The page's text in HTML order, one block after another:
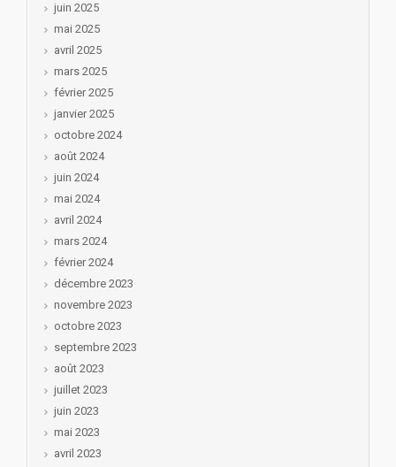
juin 2025
mai 2025
avril 2025
mars 2025
février 2025
janvier 2025
octobre 2024
août 2024
juin 2024
mai 2024
avril 2024
mars 2024
février 2024
décembre 2023
novembre 2023
octobre 2023
septembre 2023
août 2023
juillet 2023
juin 2023
mai 2023
avril 2023